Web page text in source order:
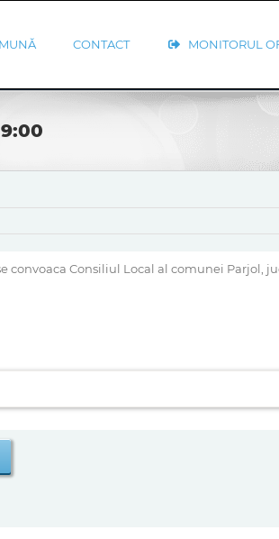
CONTACT MONITORUL
convoaca Consiliul Local al comunei Parjol,